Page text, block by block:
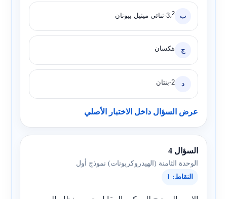
ب 3،2 -ثنائي ميثيل بيوتان
ج هكسان
د 2-بنتان
عرض السؤال داخل الاختبار الأصلي
السؤال 4
الوحدة الثامنة (الهيدروكربونات) نموذج أول
النقاط: 1